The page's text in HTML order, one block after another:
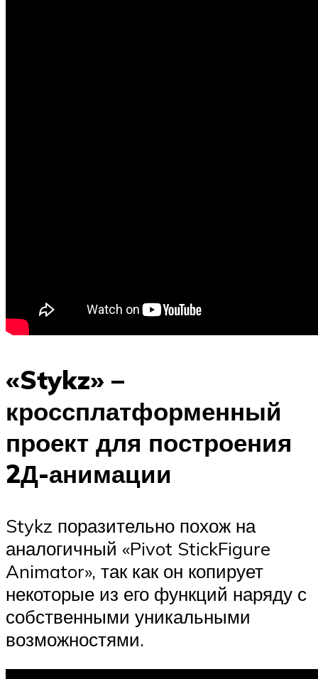
«Stykz» –
кроссплатформенный
проект для построения
2Д-анимации
Stykz поразительно похож на
аналогичный «Pivot StickFigure
Animator», так как он копирует
некоторые из его функций наряду с
собственными уникальными
возможностями.